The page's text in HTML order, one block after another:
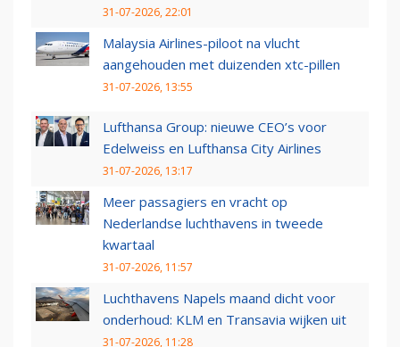
31-07-2026, 22:01
Malaysia Airlines-piloot na vlucht
aangehouden met duizenden xtc-pillen
31-07-2026, 13:55
Lufthansa Group: nieuwe CEO’s voor
Edelweiss en Lufthansa City Airlines
31-07-2026, 13:17
Meer passagiers en vracht op
Nederlandse luchthavens in tweede
kwartaal
31-07-2026, 11:57
Luchthavens Napels maand dicht voor
onderhoud: KLM en Transavia wijken uit
31-07-2026, 11:28